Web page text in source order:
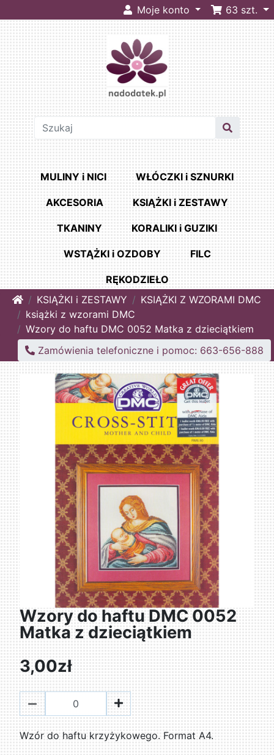
Moje konto 63 szt.
MULINY i NICI WŁÓCZKI i SZNURKI
AKCESORIA KSIĄŻKI i ZESTAWY
TKANINY KORALIKI i GUZIKI
WSTĄŻKI i OZDOBY FILC
RĘKODZIEŁO
HomeKSIĄŻKI i ZESTAWY
KSIĄŻKI Z WZORAMI DMC
książki z wzorami DMC
Wzory do haftu DMC 0052 Matka z dzieciątkiem
Zamówienia telefoniczne i pomoc: 663-656-888
Wzory do haftu DMC 0052
Matka z dzieciątkiem
3,00zł
Wzór do haftu krzyżykowego. Format A4.